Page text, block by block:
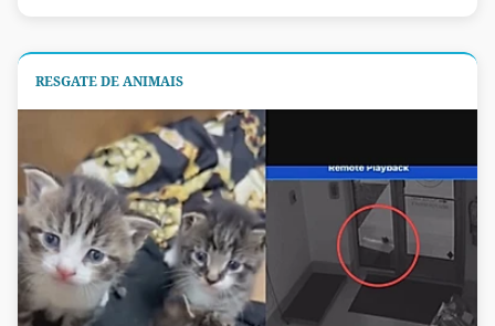
RESGATE DE ANIMAIS